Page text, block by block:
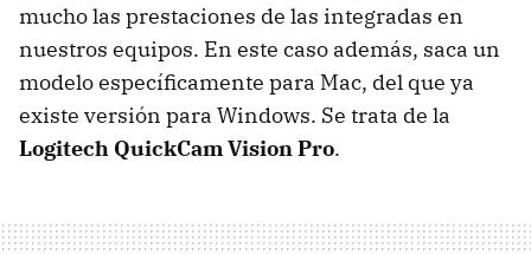
mucho las prestaciones de las integradas en
nuestros equipos. En este caso además, saca un
modelo específicamente para Mac, del que ya
existe versión para Windows. Se trata de la
Logitech QuickCam Vision Pro.